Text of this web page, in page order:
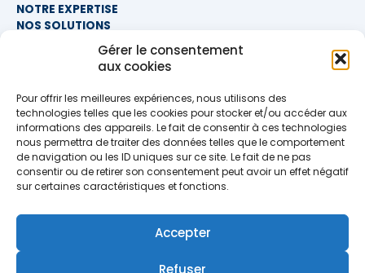
Gérer le consentement
aux cookies
Pour offrir les meilleures expériences, nous utilisons des
technologies telles que les cookies pour stocker et/ou accéder aux
informations des appareils. Le fait de consentir à ces technologies
nous permettra de traiter des données telles que le comportement
de navigation ou les ID uniques sur ce site. Le fait de ne pas
consentir ou de retirer son consentement peut avoir un effet négatif
sur certaines caractéristiques et fonctions.
Accepter
Refuser
NOTRE EXPERTISE
NOS SOLUTIONS
NOUS CONTACTER
SIÈGE SOCIAL
PROXIMITÉ COURTAGE
678 BOULEVARD DES HUNAUDIÈRES
72230 RUAUDIN
TÉLÉPHONE >> AFFICHER LE NUMÉRO <<
EMAIL
contact@proximite-courtage.fr
Formulaire de contact